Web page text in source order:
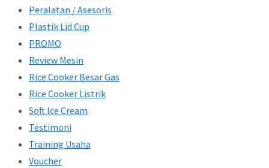
Peralatan / Asesoris
Plastik Lid Cup
PROMO
Review Mesin
Rice Cooker Besar Gas
Rice Cooker Listrik
Soft Ice Cream
Testimoni
Training Usaha
Voucher